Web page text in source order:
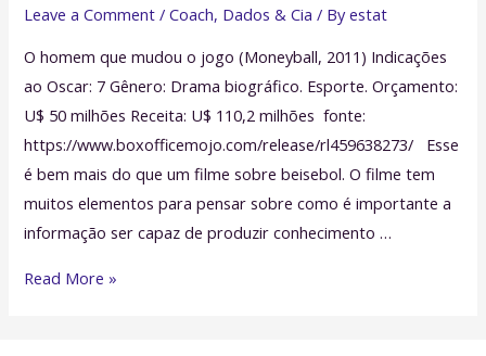
Leave a Comment /Coach, Dados & Cia / Byestat
O homem que mudou o jogo (Moneyball, 2011) Indicações
ao Oscar: 7 Gênero: Drama biográfico. Esporte. Orçamento:
U$ 50 milhões Receita: U$ 110,2 milhões fonte:
https://www.boxofficemojo.com/release/rl459638273/ Esse
é bem mais do que um filme sobre beisebol. O filme tem
muitos elementos para pensar sobre como é importante a
informação ser capaz de produzir conhecimento …
Pipoca
Read More »